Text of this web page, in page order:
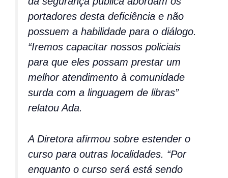
portadores desta deficiência e não
possuem a habilidade para o diálogo.
“Iremos capacitar nossos policiais
para que eles possam prestar um
melhor atendimento à comunidade
surda com a linguagem de libras”
relatou Ada.
A Diretora afirmou sobre estender o
curso para outras localidades. “Por
enquanto o curso será está sendo